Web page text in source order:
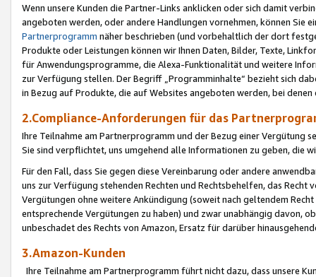
Wenn unsere Kunden die Partner-Links anklicken oder sich damit
angeboten werden, oder andere Handlungen vornehmen, können Sie
Partnerprogramm näher beschrieben (und vorbehaltlich der dort
Produkte oder Leistungen können wir Ihnen Daten, Bilder, Texte,
für Anwendungsprogramme, die Alexa-Funktionalität und weitere
zur Verfügung stellen. Der Begriff „Programminhalte“ bezieht sich
in Bezug auf Produkte, die auf Websites angeboten werden, bei
2.Compliance-Anforderungen für das
Ihre Teilnahme am Partnerprogramm und der Bezug einer Vergütung
Sie sind verpflichtet, uns umgehend alle Informationen zu geben, die
Für den Fall, dass Sie gegen diese Vereinbarung oder andere
uns zur Verfügung stehenden Rechten und Rechtsbehelfen, das
Vergütungen ohne weitere Ankündigung (soweit nach geltendem
entsprechende Vergütungen zu haben) und zwar unabhängig davon,
unbeschadet des Rechts von Amazon, Ersatz für darüber
3.Amazon-Kunden
Ihre Teilnahme am Partnerprogramm führt nicht dazu, dass unsere